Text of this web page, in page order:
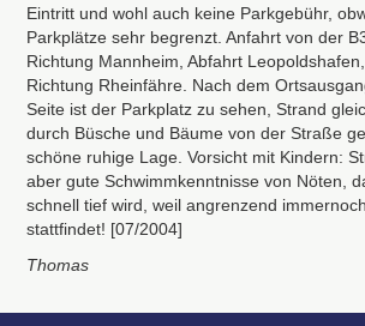
Eintritt und wohl auch keine Parkgebühr,
Parkplätze sehr begrenzt. Anfahrt von der
Richtung Mannheim, Abfahrt
Richtung Rheinfähre. Nach dem
Seite ist der Parkplatz zu sehen, Strand
durch Büsche und Bäume von der Straße
schöne ruhige Lage. Vorsicht mit Kindern:
aber gute Schwimmkenntnisse von Nöten,
schnell tief wird, weil angrenzend
stattfindet! [07/2004]
Thomas